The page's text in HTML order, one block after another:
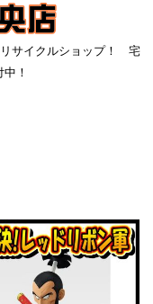
リサイクルショップ！ 宅
！